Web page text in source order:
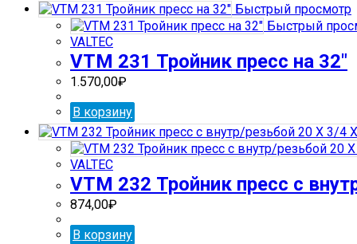
Быстрый просмотр
Быстрый
VALTEC
VTM 231 Тройник пресс на 32″
1.570,00₽
В корзину
VALTEC
VTM 232 Тройник пресс с
874,00₽
В корзину